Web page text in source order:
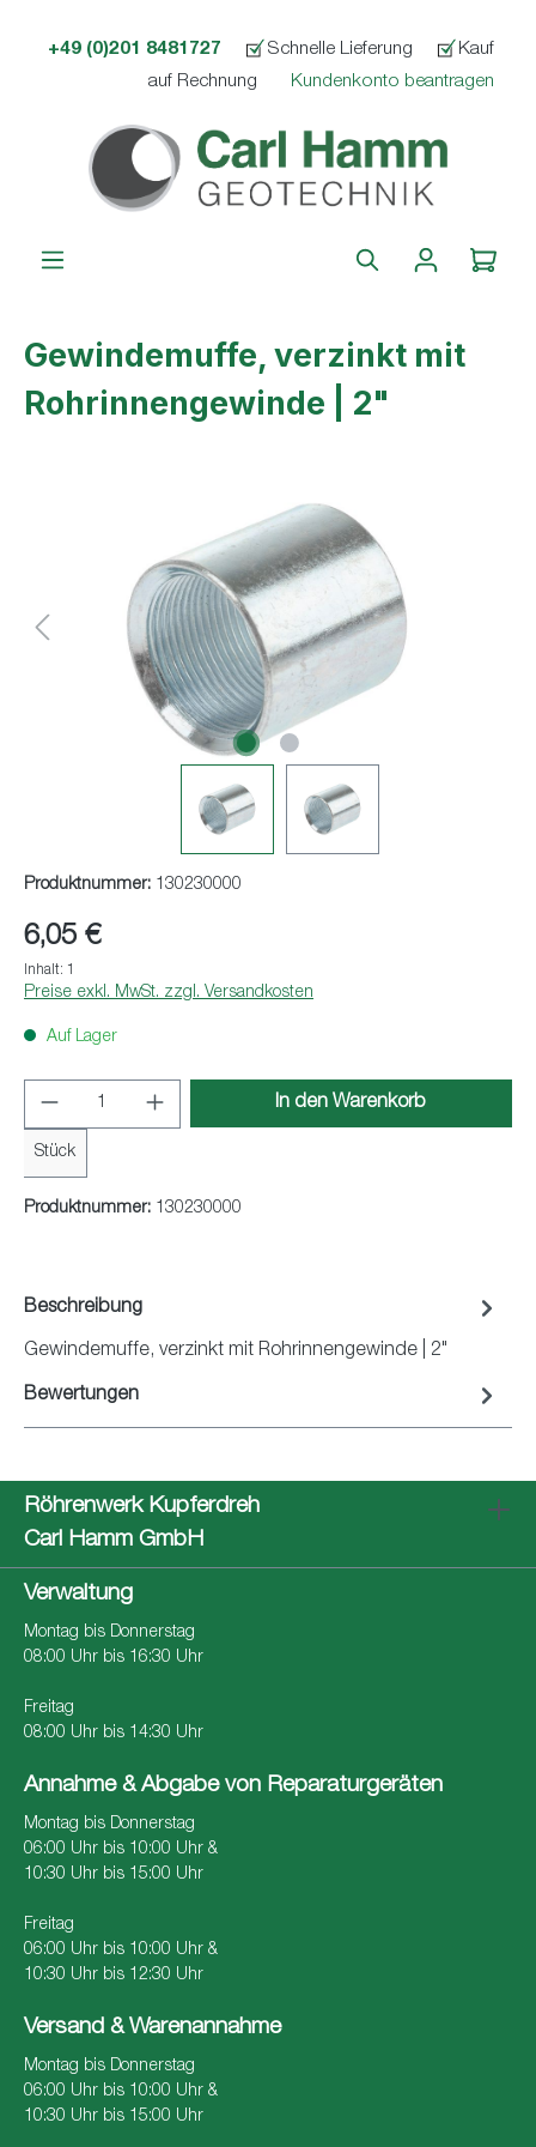
+49 (0)201 8481727 Schnelle Lieferung
Kauf
auf Rechnung
Kundenkonto beantragen
Gewindemuffe, verzinkt mit
Rohrinnengewinde | 2"
Produktnummer: 130230000
6,05 €
Inhalt: 1
Preise exkl. MwSt. zzgl. Versandkosten
Auf Lager
Produkt Anzahl: Gib den gewünschten
Stück
In den Warenkorb
Produktnummer: 130230000
Beschreibung
Gewindemuffe, verzinkt mit Rohrinnengewinde | 2"
Bewertungen
Röhrenwerk Kupferdreh
Carl Hamm GmbH
Verwaltung
Montag bis Donnerstag
08:00 Uhr bis 16:30 Uhr
Freitag
08:00 Uhr bis 14:30 Uhr
Annahme & Abgabe von Reparaturgeräten
Montag bis Donnerstag
06:00 Uhr bis 10:00 Uhr &
10:30 Uhr bis 15:00 Uhr
Freitag
06:00 Uhr bis 10:00 Uhr &
10:30 Uhr bis 12:30 Uhr
Versand & Warenannahme
Montag bis Donnerstag
06:00 Uhr bis 10:00 Uhr &
10:30 Uhr bis 15:00 Uhr